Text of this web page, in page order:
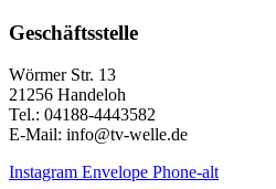
Geschäftsstelle
Wörmer Str. 13
21256 Handeloh
Tel.: 04188-4443582
E-Mail: info@tv-welle.de
Instagram Envelope Phone-alt